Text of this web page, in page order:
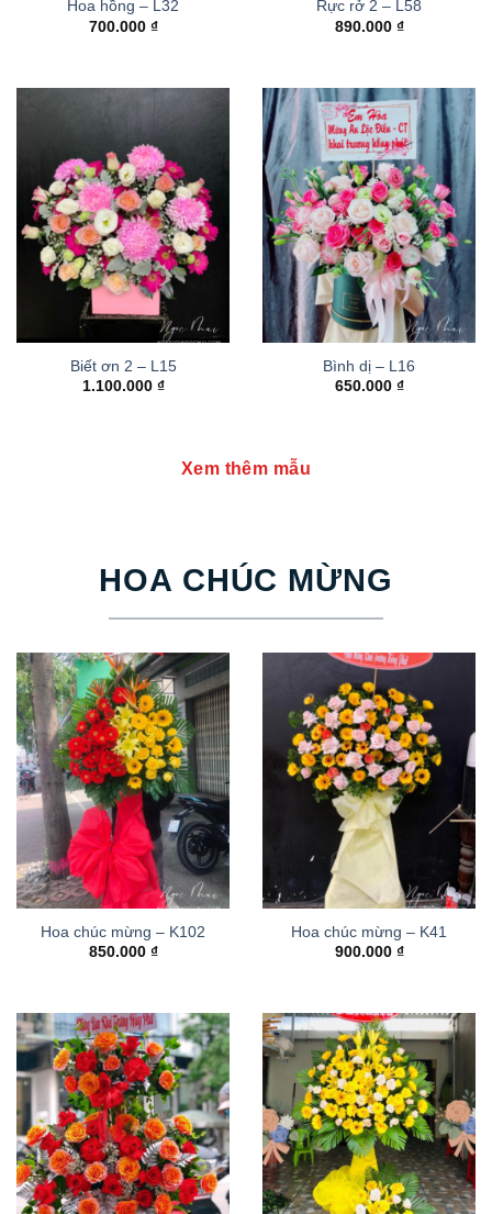
Hoa hồng – L32
700.000 ₫
Rực rở 2 – L58
890.000 ₫
Biết ơn 2 – L15
1.100.000 ₫
Bình dị – L16
650.000 ₫
Xem thêm mẫu
HOA CHÚC MỪNG
Hoa chúc mừng – K102
850.000 ₫
Hoa chúc mừng – K41
900.000 ₫